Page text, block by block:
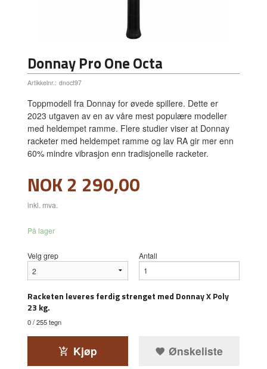
Donnay Pro One Octa
Artikkelnr.: dnoct97
Toppmodell fra Donnay for øvede spillere. Dette er
2023 utgaven av en av våre mest populære modeller
med heldempet ramme. Flere studier viser at Donnay
racketer med heldempet ramme og lav RA gir mer enn
60% mindre vibrasjon enn tradisjonelle racketer.
Pris
NOK2 290,00
inkl. mva.
På lager
Velg grep Antall
Racketen leveres ferdig strenget med Donnay X Poly
23 kg.
0/ 255 tegn
Kjøp Ønskeliste